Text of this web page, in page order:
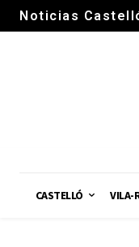
Noticias
CASTELLÓ VILA-